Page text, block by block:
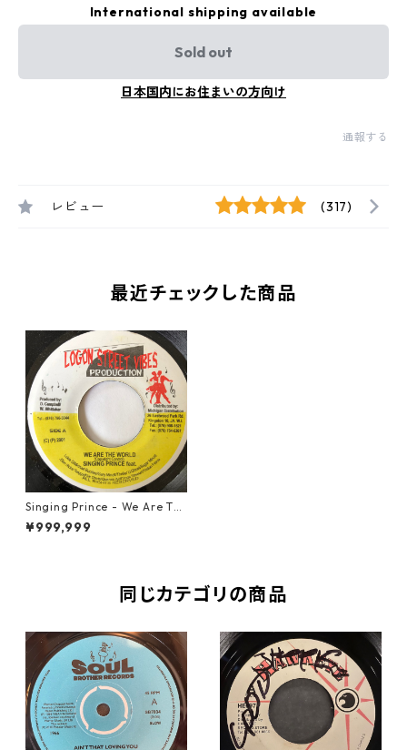
International shipping available
Sold out
日本国内にお住まいの方向け
通報する
レビュー (317)
最近チェックした商品
Singing Prince - We Are Th
e World【7-20123】
¥999,999
同じカテゴリの商品